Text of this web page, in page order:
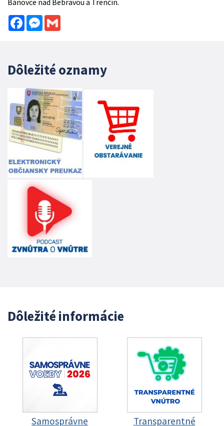
Bánovce nad Bebravou a Trenčín.
FacebookMessenger
Dôležité oznamy
Dôležité informácie
Samosprávne Transparentné